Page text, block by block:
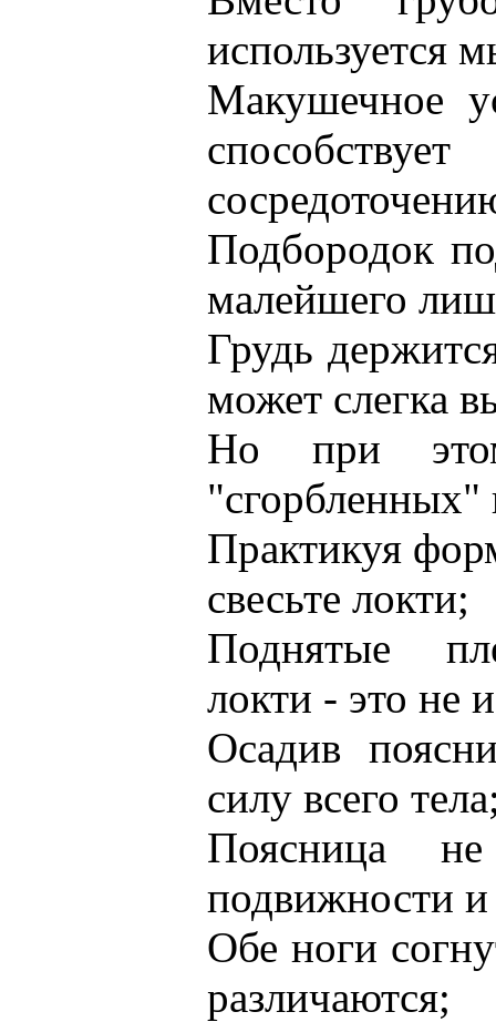
используется
Макушечное
Подбородок
малейшего
Грудь
может слегка
Но при
"сгорбленных"
Практикуя
свесьте локти;
Поднятые
локти - это не
Осадив
силу всего
Поясница
подвижности
Обе ноги
различаются;